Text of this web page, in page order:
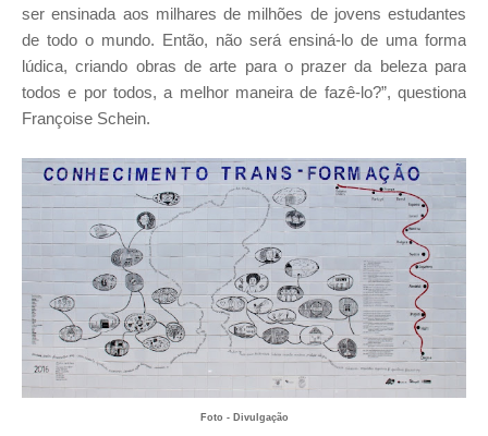
ser ensinada aos milhares de milhões de jovens estudantes
de todo o mundo. Então, não será ensiná-lo de uma forma
lúdica, criando obras de arte para o prazer da beleza para
todos e por todos, a melhor maneira de fazê-lo?”, questiona
Françoise Schein.
Foto - Divulgação